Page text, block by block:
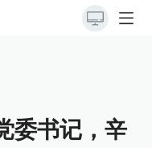
委书记，辛